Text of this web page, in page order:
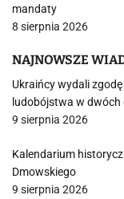
mandaty
8 sierpnia 2026
NAJNOWSZE
Ukraińcy wydali
ludobójstwa w
9 sierpnia 2026
Kalendarium
Dmowskiego
9 sierpnia 2026